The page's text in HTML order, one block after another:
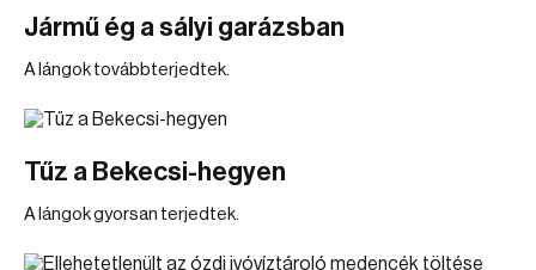
Jármű ég a sályi garázsban
A lángok továbbterjedtek.
Tűz a Bekecsi-hegyen
A lángok gyorsan terjedtek.